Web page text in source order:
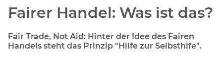
Fairer Handel: Was ist das?
Fair Trade, Not Aid: Hinter der Idee des Fairen
Handels steht das Prinzip "Hilfe zur Selbsthife".